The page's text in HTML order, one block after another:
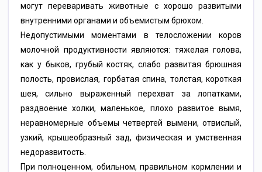
могут переваривать животные с хорошо развитыми
внутренними органами и объемистым брюхом.
Недопустимыми моментами в телосложении коров
молочной продуктивности являются: тяжелая голова,
как у быков, грубый костяк, слабо развитая брюшная
полость, провислая, горбатая спина, толстая, короткая
шея, сильно выраженный перехват за лопатками,
раздвоение холки, маленькое, плохо развитое вымя,
неравномерные объемы четвертей вымени, отвислый,
узкий, крышеобразный зад, физическая и умственная
недоразвитость.
При полноценном, обильном, правильном кормлении и